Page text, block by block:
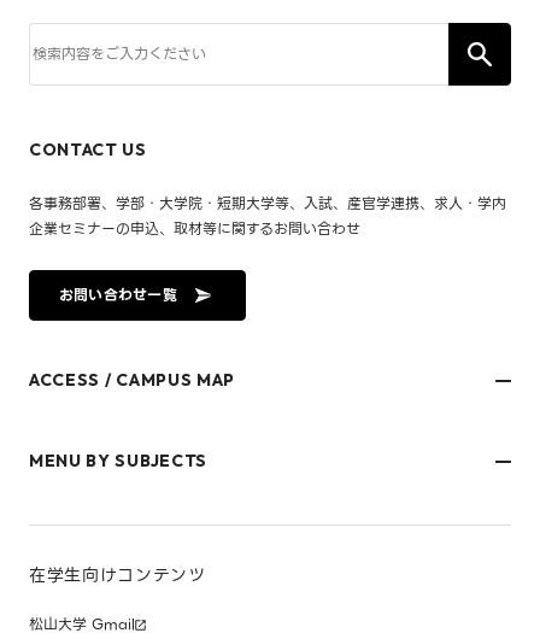
CONTACT US
各事務部署、学部・大学院・短期大学等、入試、産官学連携、求人・学内
企業セミナーの申込、取材等に関するお問い合わせ
お問い合わせ一覧
ACCESS / CAMPUS MAP
御幸キャンパス(運動施設)
キャンパスマップ
MENU BY SUBJECTS
在学生・保護者のみなさま
研究者・企業のみなさま
在学生向けコンテンツ
松山大学 Gmail